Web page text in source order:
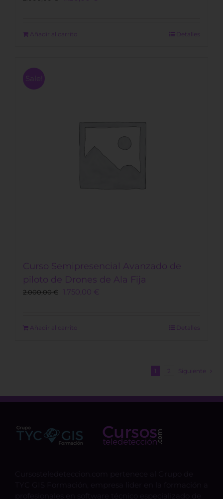
Añadir al carrito Detalles
Sale!
Curso Semipresencial Avanzado de
piloto de Drones de Ala Fija
2.000,00€
Original
2.000,00 €.
1.750,00 €
Añadir al carrito Detalles
1 2 Siguiente